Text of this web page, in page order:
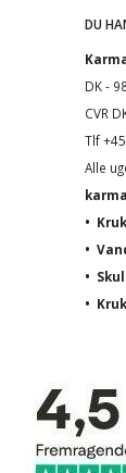
DU
DK -
CVR
Tlf
Alle
•
•
•
•